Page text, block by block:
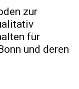
zur
für
und deren